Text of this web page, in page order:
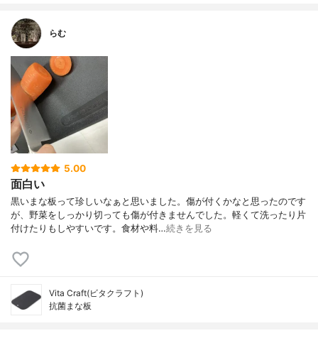
らむ
5.00
面白い
黒いまな板って珍しいなぁと思いました。傷が付くかなと思ったのです
が、野菜をしっかり切っても傷が付きませんでした。軽くて洗ったり片
付けたりもしやすいです。食材や料…続きを見る
Vita Craft(ビタクラフト)
抗菌まな板